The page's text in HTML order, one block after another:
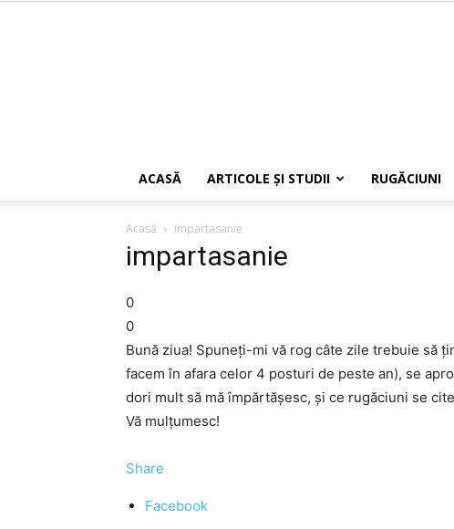
ACASĂ ARTICOLE ŞI STUDII RUGĂCIUNI
Acasă impartasanie
impartasanie
0
0
Bună ziua! Spuneţi-mi vă rog câte zile trebuie să
facem în afara celor 4 posturi de peste an), se
dori mult să mă împărtăşesc, şi ce rugăciuni se
Vă mulţumesc!
Share
Facebook